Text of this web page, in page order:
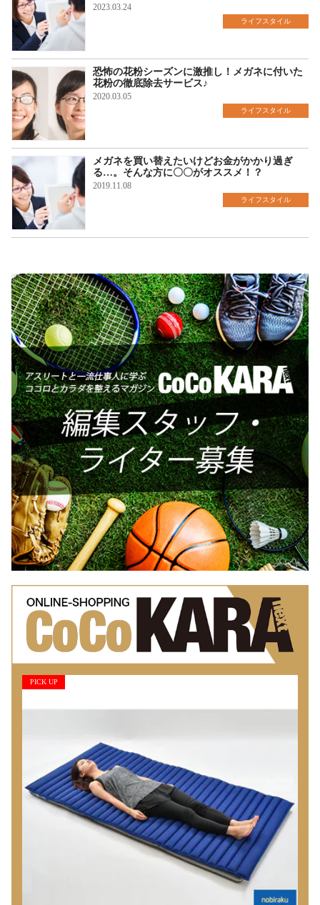
2023.03.24
ライフスタイル
恐怖の花粉シーズンに激推し！メガネに付いた
花粉の徹底除去サービス♪
2020.03.05
ライフスタイル
メガネを買い替えたいけどお金がかかり過ぎ
る…。そんな方に〇〇がオススメ！？
2019.11.08
ライフスタイル
PICK UP